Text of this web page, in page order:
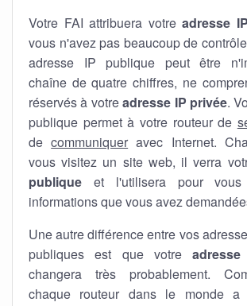
Votre FAI attribuera votreadresse
vous n'avez pas beaucoup de
adresse IP publique peut être
chaîne de quatre chiffres, ne
réservés à votreadresse IP privée.
publique permet à votre routeur de
decommuniquer avec Internet.
vous visitez un site web, il verra
publique et l'utilisera pour
informations que vous avez
Une autre différence entre vos
publiques est que votre
changera très probablement.
chaque routeur dans le monde a